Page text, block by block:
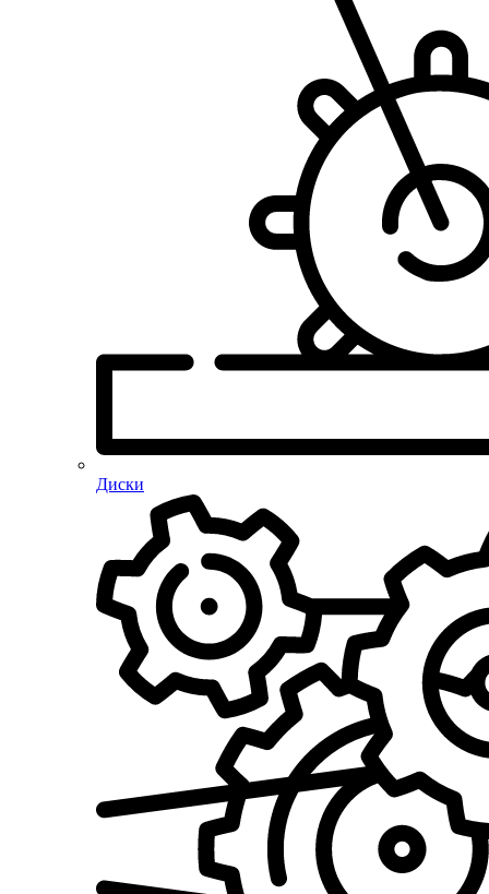
Диски